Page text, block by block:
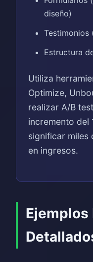
diseño)
Testimonios
Estructura
Utiliza
Optimize,
realizar A/B
incremento del
significar miles
en ingresos.